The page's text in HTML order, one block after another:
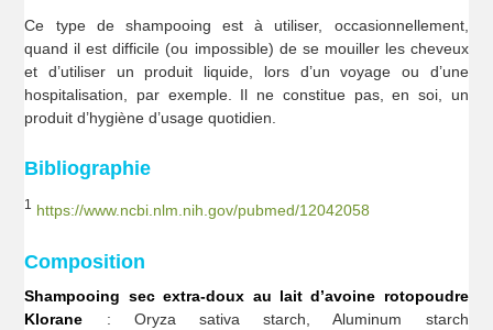
Ce type de shampooing est à utiliser, occasionnellement,
quand il est difficile (ou impossible) de se mouiller les cheveux
et d’utiliser un produit liquide, lors d’un voyage ou d’une
hospitalisation, par exemple. Il ne constitue pas, en soi, un
produit d’hygiène d’usage quotidien.
Bibliographie
1 https://www.ncbi.nlm.nih.gov/pubmed/12042058
Composition
Shampooing sec extra-doux au lait d’avoine rotopoudre
Klorane : Oryza sativa starch, Aluminum starch